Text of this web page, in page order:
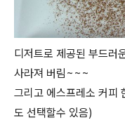
디저트로 제공된 부드러
사라져 버림~~~
그리고 에스프레소 커피
도 선택할수 있음)